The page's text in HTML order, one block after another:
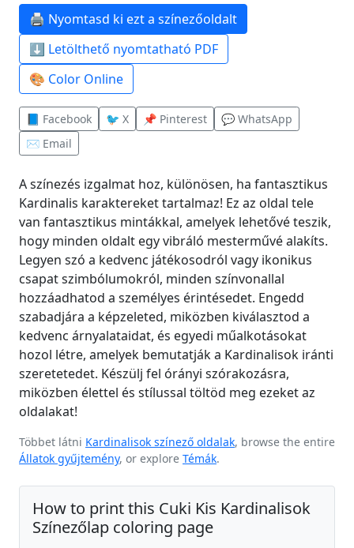
🖨️ Nyomtasd ki ezt a színezőoldalt
⬇️ Letölthető nyomtatható PDF
🎨 Color Online
📘 Facebook 🐦 X 📌 Pinterest
💬 WhatsApp
✉️ Email
A színezés izgalmat hoz, különösen, ha fantasztikus
Kardinalis karaktereket tartalmaz! Ez az oldal tele
van fantasztikus mintákkal, amelyek lehetővé teszik,
hogy minden oldalt egy vibráló mesterművé alakíts.
Legyen szó a kedvenc játékosodról vagy ikonikus
csapat szimbólumokról, minden színvonallal
hozzáadhatod a személyes érintésedet. Engedd
szabadjára a képzeleted, miközben kiválasztod a
kedvenc árnyalataidat, és egyedi műalkotásokat
hozol létre, amelyek bemutatják a Kardinalisok iránti
szeretetedet. Készülj fel órányi szórakozásra,
miközben élettel és stílussal töltöd meg ezeket az
oldalakat!
Többet látni Kardinalisok színező oldalak, browse the entire
Állatok gyűjtemény, or explore Témák.
How to print this Cuki Kis Kardinalisok
Színezőlap coloring page